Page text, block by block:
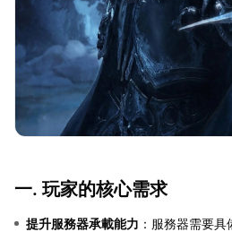
一. 玩家的核心需求
提升服務器承載能力 ：服務器需要